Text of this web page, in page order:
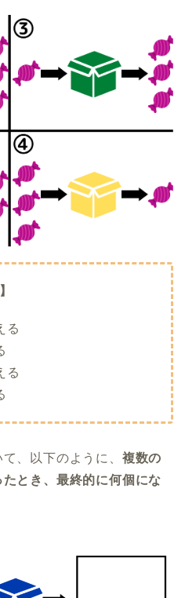
る
る
、以下のように、 複数の
とき、最終的に何個にな